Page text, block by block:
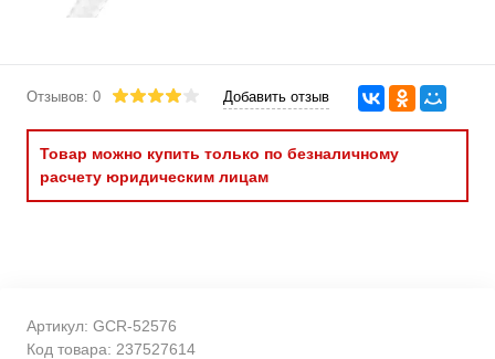
Отзывов: 0 Добавить отзыв
Товар можно купить только по безналичному
расчету юридическим лицам
Артикул: GCR-52576
Код товара: 237527614